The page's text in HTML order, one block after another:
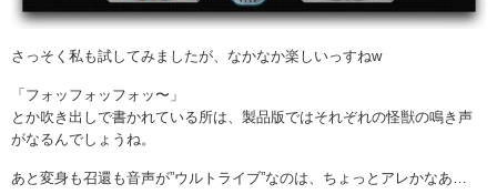
さっそく私も試してみましたが、なかなか楽しいっすねw
「フォッフォッフォッ〜」
とか吹き出しで書かれている所は、製品版ではそれぞれの怪獣の鳴き声
がなるんでしょうね。
あと変身も召還も音声が”ウルトライブ”なのは、ちょっとアレかなあ…